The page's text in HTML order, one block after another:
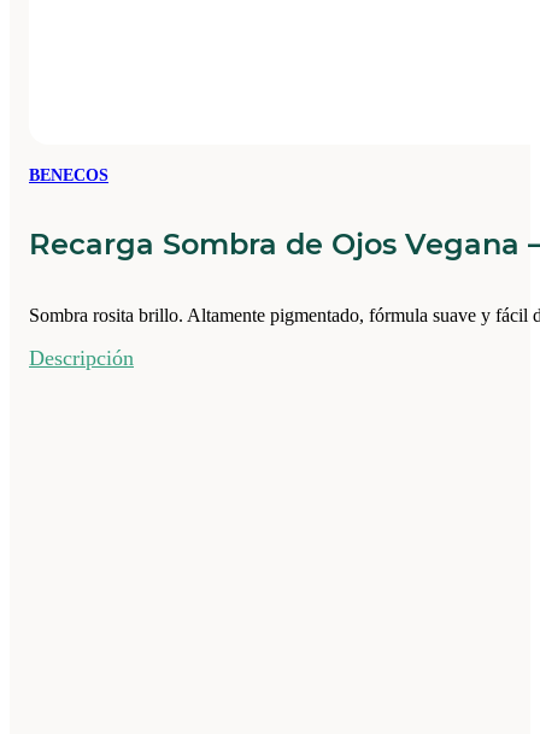
BENECOS
Recarga Sombra de Ojos Vegana
Sombra rosita brillo. Altamente pigmentado, fórmula suave y
Descripción